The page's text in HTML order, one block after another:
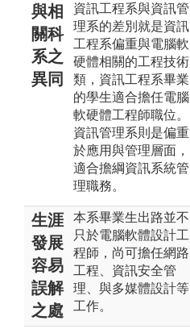
與相
關科
系之
異同
資訊工程系與資訊管
理系的差別就是資訊
工程系偏重與電腦軟
硬體相關的工程技術
類，資訊工程系畢業
的學生適合擔任電腦
軟硬體工程師職位。
資訊管理系則是偏重
於應用與管理層面，
適合擔綱資訊系統管
理職務。
生涯
發展
容易
誤解
之處
本系畢業生出路並不
只於電腦軟體設計工
程師，尚可擔任網路
工程、資訊安全管
理、與多媒體設計等
工作。